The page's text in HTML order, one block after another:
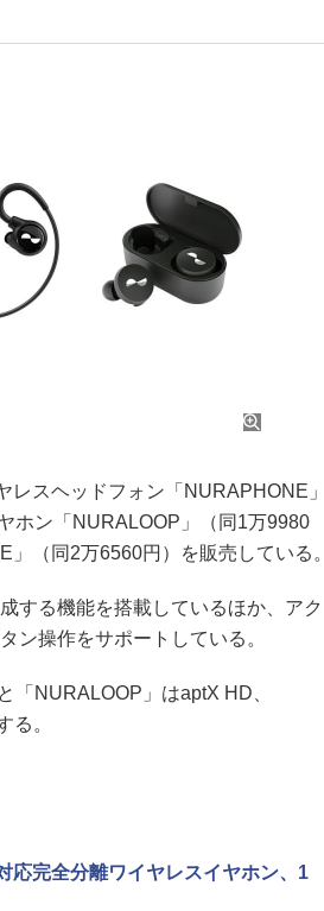
スヘッドフォン「NURAPHONE」
ホン「NURALOOP」（同1万9980
（同2万6560円）を販売している。
する機能を搭載しているほか、アク
ン操作をサポートしている。
NURALOOP」はaptX HD、
る。
応完全分離ワイヤレスイヤホン、1